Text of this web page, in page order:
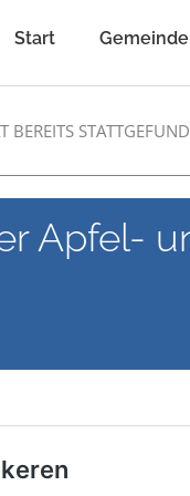
Start Gemeinde
BEREITS
Apfel-